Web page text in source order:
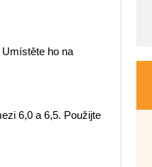
ho na
6,0 a 6,5. Použijte